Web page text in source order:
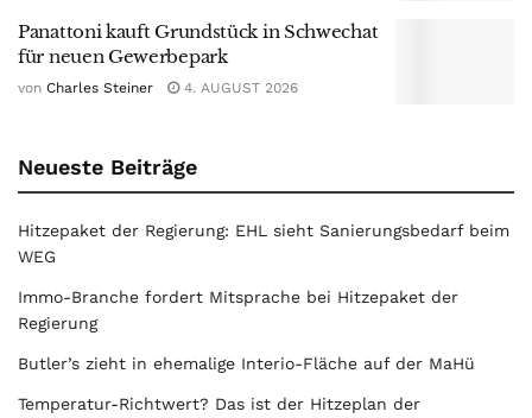
Panattoni kauft Grundstück in Schwechat
für neuen Gewerbepark
von Charles Steiner 4. AUGUST 2026
Neueste Beiträge
Hitzepaket der Regierung: EHL sieht Sanierungsbedarf beim
WEG
Immo-Branche fordert Mitsprache bei Hitzepaket der
Regierung
Butler’s zieht in ehemalige Interio-Fläche auf der MaHü
Temperatur-Richtwert? Das ist der Hitzeplan der